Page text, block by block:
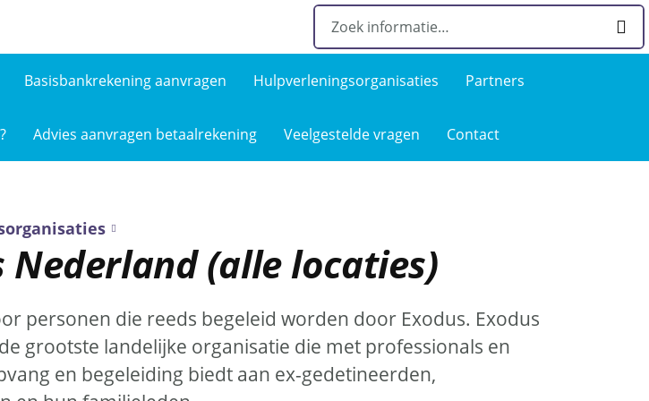
Basisbankrekening aanvragen Hulpverlenings­organisaties Partners
Advies aanvragen betaalrekening Veelgestelde­ vragen Contact
Nederland (alle locaties)
personen die reeds begeleid worden door Exodus. Exodus
grootste landelijke organisatie die met professionals en
en begeleiding biedt aan ex-gedetineerden,